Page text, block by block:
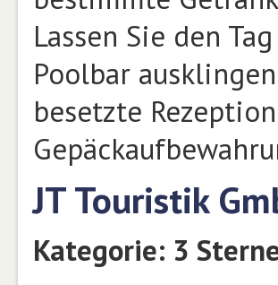
Lassen Sie den
Poolbar
besetzte
JT Touristik
Kategorie: 3